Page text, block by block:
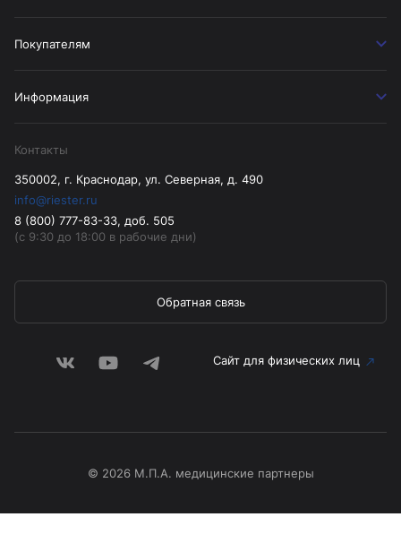
Покупателям
Информация
Контакты
350002, г. Краснодар, ул. Северная, д. 490
info@riester.ru
8 (800) 777-83-33, доб. 505
(с 9:30 до 18:00 в рабочие дни)
Обратная связь
Сайт для физических лиц
© 2026 М.П.А. медицинские партнеры